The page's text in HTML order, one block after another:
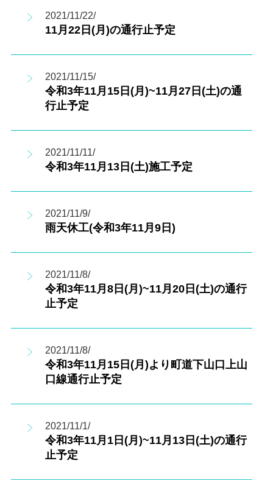
2021/11/22/
11月22日(月)の通行止予定
2021/11/15/
令和3年11月15日(月)~11月27日(土)の通
行止予定
2021/11/11/
令和3年11月13日(土)施工予定
2021/11/9/
雨天休工(令和3年11月9日)
2021/11/8/
令和3年11月8日(月)~11月20日(土)の通行
止予定
2021/11/8/
令和3年11月15日(月)より町道下山口上山
口線通行止予定
2021/11/1/
令和3年11月1日(月)~11月13日(土)の通行
止予定